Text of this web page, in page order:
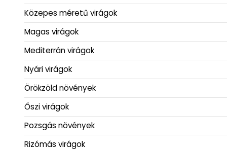
Közepes méretű virágok
Magas virágok
Mediterrán virágok
Nyári virágok
Örökzöld növények
Őszi virágok
Pozsgás növények
Rizómás virágok